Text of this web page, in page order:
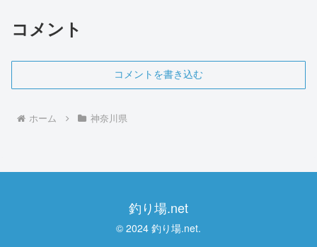
コメント
コメントを書き込む
ホーム 神奈川県
釣り場.net
© 2024 釣り場.net.